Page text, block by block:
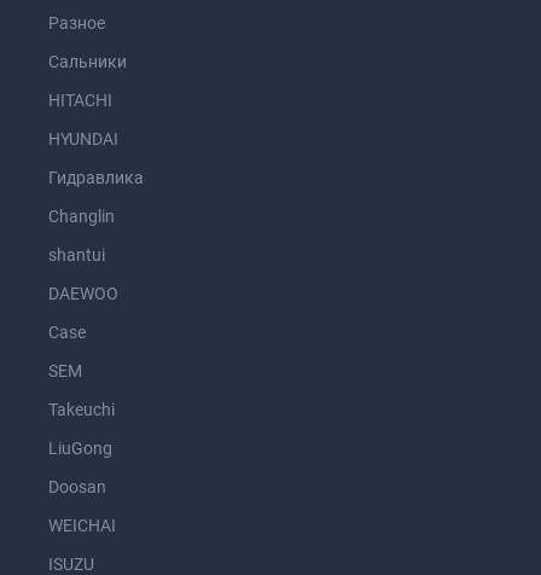
Разное
Сальники
HITACHI
HYUNDAI
Гидравлика
Changlin
shantui
DAEWOO
Case
SEM
Takeuchi
LiuGong
Doosan
WEICHAI
ISUZU